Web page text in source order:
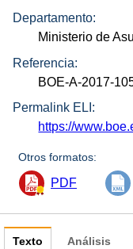
Departamento:
Ministerio de
Referencia:
BOE-A-2017-
Permalink ELI:
https://
Otros formatos:
PDF
Texto Análisis